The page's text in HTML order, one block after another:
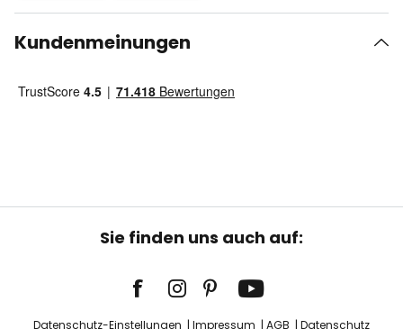
Kundenmeinungen
Sie finden uns auch auf:
Datenschutz-Einstellungen Impressum AGB Datenschutz